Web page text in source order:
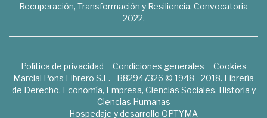
Recuperación, Transformación y Resiliencia. Convocatoria
2022.
Política de privacidad Condiciones generales
Cookies
Marcial Pons Librero S.L. - B82947326 © 1948 - 2018. Librería
de Derecho, Economía, Empresa, Ciencias Sociales, Historia y
Ciencias Humanas
Hospedaje y desarrollo OPTYMA